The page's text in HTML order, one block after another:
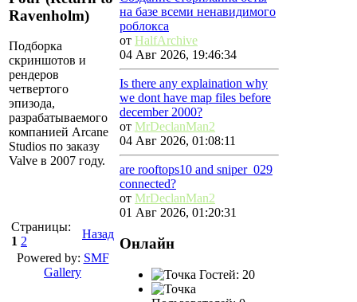
Ravenholm)
Подборка
скриншотов и
рендеров
четвертого
эпизода,
разрабатываемого
компанией Arcane
Studios по заказу
Valve в 2007 году.
Страницы:
1 2
Назад
Powered by: SMF
Gallery
на базе всеми ненавидимого
роблокса
от HalfArchive
04 Авг 2026, 19:46:34
Is there any explaination why
we dont have map files before
december 2000?
от MrDeclanMan2
04 Авг 2026, 01:08:11
are rooftops10 and sniper_029
connected?
от MrDeclanMan2
01 Авг 2026, 01:20:31
Онлайн
Гостей: 20